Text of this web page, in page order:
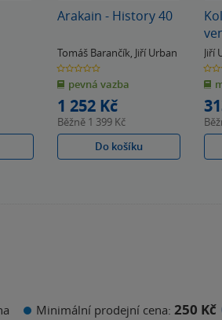
Arakain - History 40
Tomáš Barančík, Jiří Urban
0.0
z
5
hvězdiček
pevná vazba
1 252 Kč
Běžně 1 399 Kč
Do košíku
Jiří
0.0
z
5
Minimální prodejní cena: 250 Kč